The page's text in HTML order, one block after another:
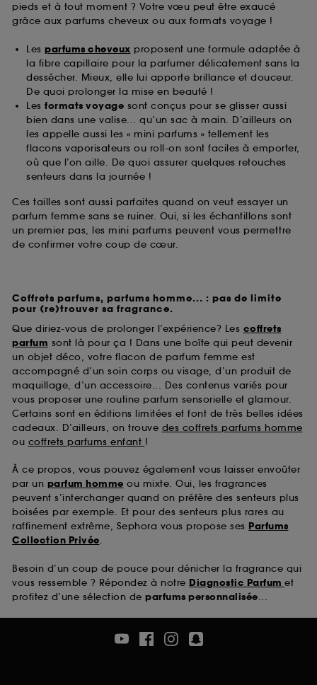
pieds et à tout moment ? Votre vœu peut être exaucé
grâce aux parfums cheveux ou aux formats voyage !
Les parfums cheveux proposent une formule adaptée à
la fibre capillaire pour la parfumer délicatement sans la
dessécher. Mieux, elle lui apporte brillance et douceur.
De quoi prolonger la mise en beauté !
Les formats voyage sont conçus pour se glisser aussi
bien dans une valise... qu’un sac à main. D’ailleurs on
les appelle aussi les « mini parfums » tellement les
flacons vaporisateurs ou roll-on sont faciles à emporter,
où que l’on aille. De quoi assurer quelques retouches
senteurs dans la journée !
Ces tailles sont aussi parfaites quand on veut essayer un
parfum femme sans se ruiner. Oui, si les échantillons sont
un premier pas, les mini parfums peuvent vous permettre
de confirmer votre coup de cœur.
Coffrets parfums, parfums homme... : pas de limite
pour (re)trouver sa fragrance.
Que diriez-vous de prolonger l’expérience? Les coffrets
parfum sont là pour ça ! Dans une boîte qui peut devenir
un objet déco, votre flacon de parfum femme est
accompagné d’un soin corps ou visage, d’un produit de
maquillage, d’un accessoire... Des contenus variés pour
vous proposer une routine parfum sensorielle et glamour.
Certains sont en éditions limitées et font de très belles idées
cadeaux. D’ailleurs, on trouve des coffrets parfums homme
ou coffrets parfums enfant !
À ce propos, vous pouvez également vous laisser envoûter
par un parfum homme ou mixte. Oui, les fragrances
peuvent s’interchanger quand on préfère des senteurs plus
boisées par exemple. Et pour des senteurs plus rares au
raffinement extrême, Sephora vous propose ses Parfums
Collection Privée.
Besoin d’un coup de pouce pour dénicher la fragrance qui
vous ressemble ? Répondez à notre Diagnostic Parfum et
profitez d’une sélection de parfums personnalisée...